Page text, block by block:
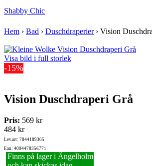
Shabby Chic
Hem › Bad › Duschdraperier› Vision
Visa bild i full storlek
-15%
Vision Duschdraperi Grå
Pris: 569 kr
484 kr
Lev.art: 7844189305
Ean: 4004478356771
Finns på lager i Ängelholm